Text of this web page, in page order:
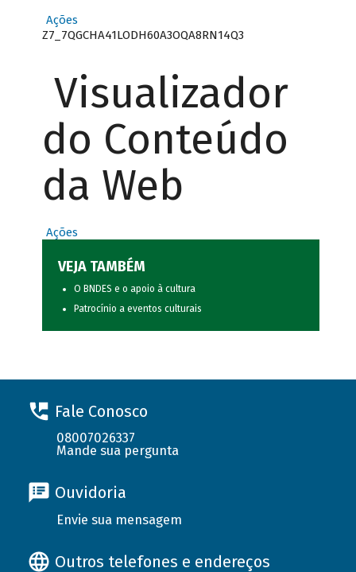
Ações
Z7_7QGCHA41LODH60A3OQA8RN14Q3
Visualizador
do Conteúdo
da Web
Ações
VEJA TAMBÉM
O BNDES e o apoio à cultura
Patrocínio a eventos culturais
Fale Conosco
08007026337
Mande sua pergunta
Ouvidoria
Envie sua mensagem
Outros telefones e endereços